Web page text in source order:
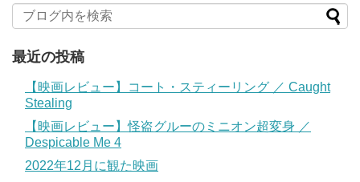
最近の投稿
【映画レビュー】コート・スティーリング ／ Caught
Stealing
【映画レビュー】怪盗グルーのミニオン超変身 ／
Despicable Me 4
2022年12月に観た映画